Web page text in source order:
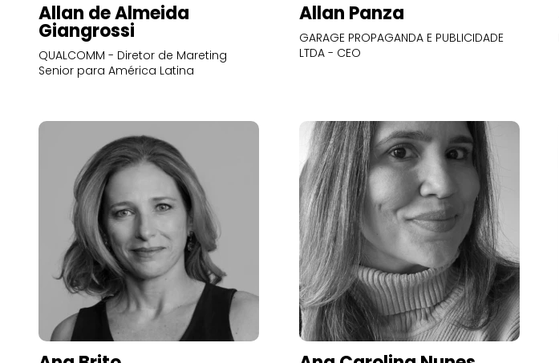
Allan de Almeida
Giangrossi
QUALCOMM - Diretor de Mareting
Senior para América Latina
Allan Panza
GARAGE PROPAGANDA E PUBLICIDADE
LTDA - CEO